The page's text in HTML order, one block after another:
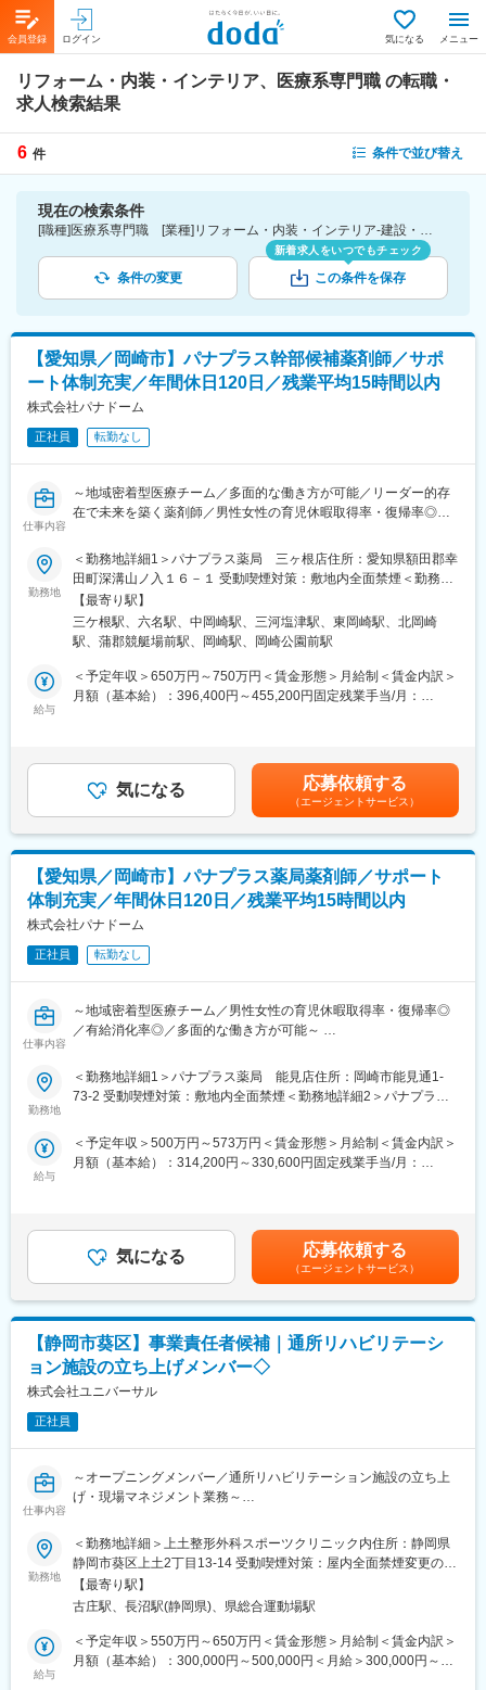
会員登録 ログイン 気になる メニュー
リフォーム・内装・インテリア、医療系専門職 の転職・
求人検索結果
6 件 条件で並び替え
現在の検索条件
[職種]医療系専門職 [業種]リフォーム・内装・インテリア-建設・プラント・不動産業界
条件の変更
新着求人をいつでもチェック
この条件を保存
【愛知県／岡崎市】パナプラス幹部候補薬剤師／サポ
ート体制充実／年間休日120日／残業平均15時間以内
株式会社パナドーム
正社員 転勤なし
仕事内容
～地域密着型医療チーム／多面的な働き方が可能／リーダー的存
在で未来を築く薬剤師／男性女性の育児休暇取得率・復帰率◎／
■業務内容
・在宅ニーズの増加や新規出店の予定もあり、組織体制強化の
為。
・店舗にて、調剤業務・服薬指導・薬歴管理などを行っていただ
きます。
・新店舗のオープン対応
・各店舗へのヘルプ勤務
［外来業務］
・薬局に来店される患者さんに対して、ドクターの処方せんを基
・薬の処方後、その後の継続的なフォロー
［在宅業務］
・通院困難な方に対して、ご自宅に訪問。
└薬の効果や副作用のチェック、服薬管理などの実施。
・ドクターの在宅医療に同行し、処方の相談、提案を行います。
・管理栄養士同席のもと、「薬×専門的管理栄養」のサポートが可
■Musubi導入済み
季節・過去処方などをもとに、最適な服薬指導と生活習慣の改善
アドバイスを自動で提案します。患者さんに画面を見せながら、
※当社は患者さんの薬歴情報は全店舗手元で管理できている状況に
あります。
【配属先合計人数】：3～6名
【男女比】男性：女性＝2：8
【年代】20～50代と幅広くご活躍いただけております。
■キャリアパス
薬剤師としての専門性を追求することや、医療だけでなく様々な
ビジネスにトライしたい等、ご自身の学びたいキャリアを歩むこ
とができる働き方・環境が整っている為、多面的な働き方が可能
になります。
■当社について
弊社は地域一番の薬局在宅医療のパイオニアでもあり、様々な事
業展開をしております。そのため、売上がそれぞれ分散している
ことから安定経営基盤になっております。
・介護保険制度に伴う福祉環境整備の提案
・高度管理医療機器の販売 等々
【店舗展開】
・愛知県岡崎市をメインに、「パナプラスむつな薬局」6店舗を展
変更の範囲：会社の定める業務
勤務地
＜勤務地詳細1＞パナプラス薬局 三ヶ根店住所：愛知県額田郡幸
田町深溝山ノ入１６－１ 受動喫煙対策：敷地内全面禁煙＜勤務地
詳細2＞パナプラス薬局 むつな店住所：愛知県岡崎市向山町2-28
受動喫煙対策：敷地内全面禁煙＜勤務地詳細3＞パナプラス薬局
能見店住所：愛知県岡崎市能見通１丁目７３－２ 受動喫煙対策：
【最寄り駅】
三ケ根駅、六名駅、中岡崎駅、三河塩津駅、東岡崎駅、北岡崎
駅、蒲郡競艇場前駅、岡崎駅、岡崎公園前駅
給与
＜予定年収＞650万円～750万円＜賃金形態＞月給制＜賃金内訳＞
月額（基本給）：396,400円～455,200円固定残業手当/月：
年1回(6月)賞与 年2回（8月／12月）決算賞与（3月）※時間外労働
の有無に関わらず支給※20時間を超える時間外労働分については
別途支給※役職により固定残業時間は異なります。賃金はあくまで
も目安の金額であり、選考を通じて上下する可能性があります。
月給(月額)は固定手当を含めた表記です。
気になる 応募依頼する
（エージェントサービス）
【愛知県／岡崎市】パナプラス薬局薬剤師／サポート
体制充実／年間休日120日／残業平均15時間以内
株式会社パナドーム
正社員 転勤なし
仕事内容
～地域密着型医療チーム／男性女性の育児休暇取得率・復帰率◎
／有給消化率◎／多面的な働き方が可能～
■業務内容
［外来業務］
・患者さんに対して、より良い薬物治療が提供できるよう服薬指
導
・通院困難な方に対して、ご自宅に訪問。
└薬の効果や副作用のチェック、服薬管理などの実施。
・ドクターの在宅医療に同行し、処方の相談、提案を行います。
・管理栄養士同席のもと、「薬×専門的管理栄養」のサポートが可
能
※在宅訪問の際、非薬剤師が車を運転する為、薬剤師は訪問準備に
専念することができる仕組みを作っております。
■Musubi導入済み
指導内容をタップすることで薬歴の下書きが完成。
※当社は患者さんの薬歴情報は全店舗手元で管理できている状況に
■事業部組織構成
【配属部署名】：薬局事業部
【配属先合計人数】：3～6名
【男女比】男性：女性＝2：8
【年代】20～50代と幅広くご活躍いただけております。
勤務地
＜勤務地詳細1＞パナプラス薬局 能見店住所：岡崎市能見通1-
73-2 受動喫煙対策：敷地内全面禁煙＜勤務地詳細2＞パナプラス
面禁煙＜勤務地詳細3＞パナプラス薬局 三ヶ根店住所：額田郡幸
田町大字深溝字山ノ入16-1 受動喫煙対策：敷地内全面禁煙変更の
給与
＜予定年収＞500万円～573万円＜賃金形態＞月給制＜賃金内訳＞
月額（基本給）：314,200円～330,600円固定残業手当/月：
年1回(6月)賞与 年2回（8月／12月）、決算賞与（3月）※時間外労
働の有無に関わらず支給※10時間を超える時間外労働分について
は別途支給※役職により固定残業時間は異なります。賃金はあくま
でも目安の金額であり、選考を通じて上下する可能性がありま
す。月給(月額)は固定手当を含めた表記です。
気になる 応募依頼する
（エージェントサービス）
【静岡市葵区】事業責任者候補｜通所リハビリテーシ
ョン施設の立ち上げメンバー◇
株式会社ユニバーサル
正社員
仕事内容
～オープニングメンバー／通所リハビリテーション施設の立ち上
げ・現場マネジメント業務～
■業務内容：
新規オープンの通所リハビリテーション施設の新設に伴い、事業
責任者候補として業務をお任せします。
立ち上げ前は、立ち上げ（人員採用、オペレーション構築、営業
活動など）と運営をリーダーとしてチーム牽引いただき、立ち上
げ後は、管理者として現場マネジメントを担当いただきます。
勤務地
＜勤務地詳細＞上土整形外科スポーツクリニック内住所：静岡県
静岡市葵区上土2丁目13-14 受動喫煙対策：屋内全面禁煙変更の範
囲：会社の定める事業所
【最寄り駅】
古庄駅、長沼駅(静岡県)、県総合運動場駅
給与
＜予定年収＞550万円～650万円＜賃金形態＞月給制＜賃金内訳＞
月額（基本給）：300,000円～500,000円＜月給＞300,000円～